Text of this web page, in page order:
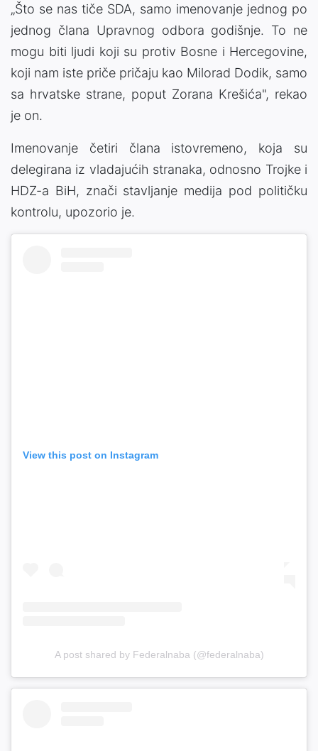
„Što se nas tiče SDA, samo imenovanje jednog po
jednog člana Upravnog odbora godišnje. To ne
mogu biti ljudi koji su protiv Bosne i Hercegovine,
koji nam iste priče pričaju kao Milorad Dodik, samo
sa hrvatske strane, poput Zorana Krešića", rekao
je on.
Imenovanje četiri člana istovremeno, koja su
delegirana iz vladajućih stranaka, odnosno Trojke i
HDZ-a BiH, znači stavljanje medija pod političku
kontrolu, upozorio je.
View this post on Instagram
A post shared by Federalnaba (@federalnaba)